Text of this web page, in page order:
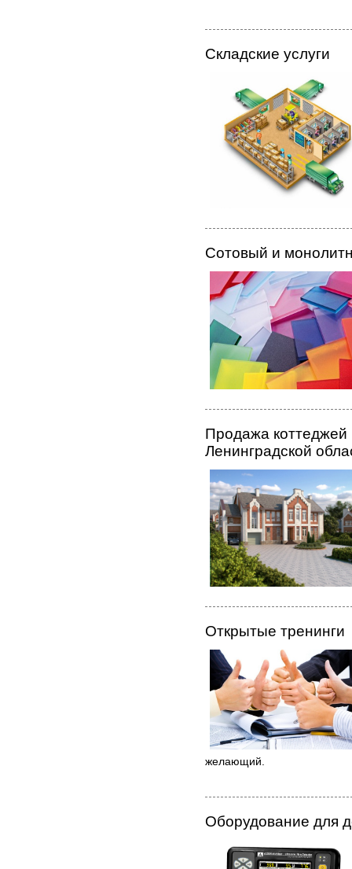
Складские услуги
Сотовый и
Продажа коттеджей
Ленинградской
Открытые тренинги
желающий.
Оборудование для